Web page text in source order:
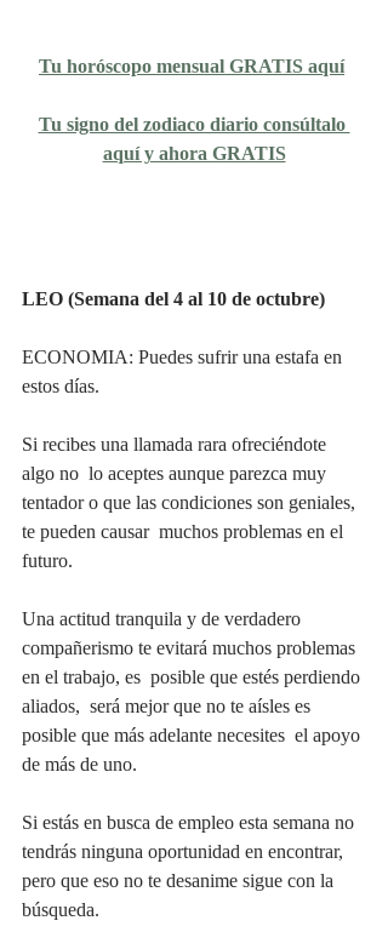
Tu horóscopo mensual GRATIS aquí
Tu signo del zodiaco diario consúltalo
aquí y ahora GRATIS
LEO (Semana del 4 al 10 de octubre)
ECONOMIA: Puedes sufrir una estafa en
estos días.
Si recibes una llamada rara ofreciéndote
algo no  lo aceptes aunque parezca muy
tentador o que las condiciones son geniales,
te pueden causar  muchos problemas en el
futuro.
Una actitud tranquila y de verdadero
compañerismo te evitará muchos problemas
en el trabajo, es  posible que estés perdiendo
aliados,  será mejor que no te aísles es
posible que más adelante necesites  el apoyo
de más de uno.
Si estás en busca de empleo esta semana no
tendrás ninguna oportunidad en encontrar,
pero que eso no te desanime sigue con la
búsqueda.